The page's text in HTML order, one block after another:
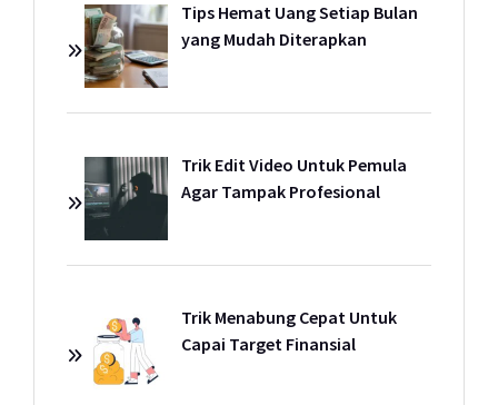
Tips Hemat Uang Setiap Bulan
yang Mudah Diterapkan
Trik Edit Video Untuk Pemula
Agar Tampak Profesional
Trik Menabung Cepat Untuk
Capai Target Finansial